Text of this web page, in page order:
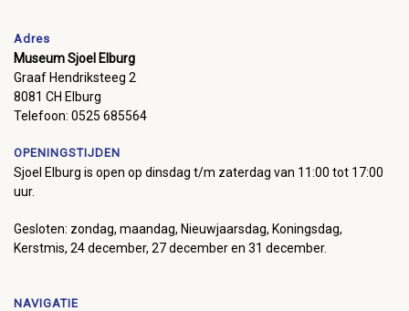
Adres
Museum Sjoel Elburg
Graaf Hendriksteeg 2
8081 CH Elburg
Telefoon: 0525 685564
OPENINGSTIJDEN
Sjoel Elburg is open op dinsdag t/m zaterdag van 11:00 tot 17:00
uur.
Gesloten: zondag, maandag, Nieuwjaarsdag, Koningsdag,
Kerstmis, 24 december, 27 december en 31 december.
NAVIGATIE